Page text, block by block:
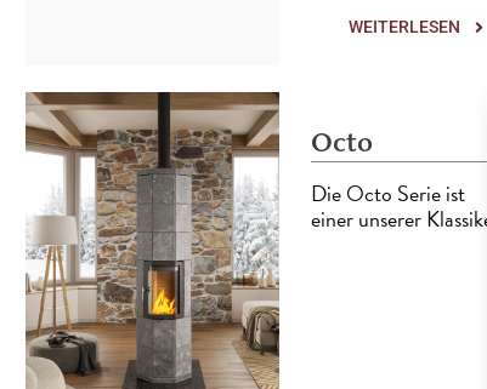
WEITERLESEN
Octo
Die Octo Serie ist
einer unserer